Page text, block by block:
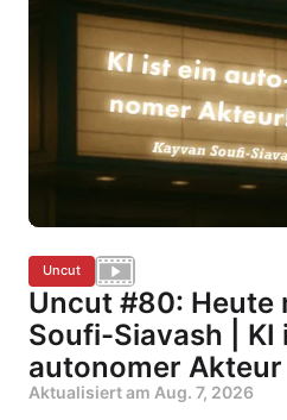
Uncut
Uncut #80: Heute
Soufi-Siavash | KI
autonomer Akteur
Aktualisiert am Aug. 7, 2026